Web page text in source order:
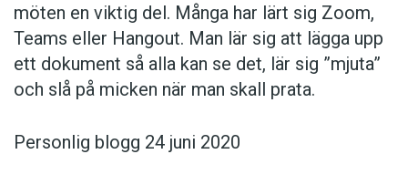
möten en viktig del. Många har lärt sig Zoom,
Teams eller Hangout. Man lär sig att lägga upp
ett dokument så alla kan se det, lär sig ”mjuta”
och slå på micken när man skall prata.
Personlig blogg 24 juni 2020